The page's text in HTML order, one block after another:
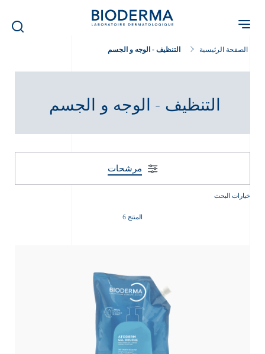
content
الصفحة الرئيسية التنظيف - الوجه و الجسم
التنظيف - الوجه و الجسم
مرشحات
خيارات البحث
المنتج 6